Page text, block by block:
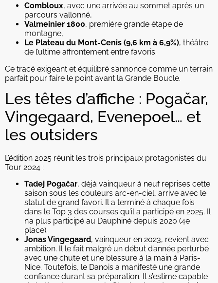
Combloux, avec une arrivée au sommet après un
parcours vallonné,
Valmeinier 1800, première grande étape de
montagne,
Le Plateau du Mont-Cenis (9,6 km à 6,9%), théâtre
de l’ultime affrontement entre favoris.
Ce tracé exigeant et équilibré s’annonce comme un terrain
parfait pour faire le point avant la Grande Boucle.
Les têtes d’affiche : Pogačar,
Vingegaard, Evenepoel… et
les outsiders
L’édition 2025 réunit les trois principaux protagonistes du
Tour 2024 :
Tadej Pogačar, déjà vainqueur à neuf reprises cette
saison sous les couleurs arc-en-ciel, arrive avec le
statut de grand favori. Il a terminé à chaque fois
dans le Top 3 des courses qu’il a participé en 2025. Il
n’a plus participé au Dauphiné depuis 2020 (4e
place).
Jonas Vingegaard, vainqueur en 2023, revient avec
ambition. Il le fait malgré un début d’année perturbé
avec une chute et une blessure à la main à Paris-
Nice. Toutefois, le Danois a manifesté une grande
confiance durant sa préparation. Il s’estime capable